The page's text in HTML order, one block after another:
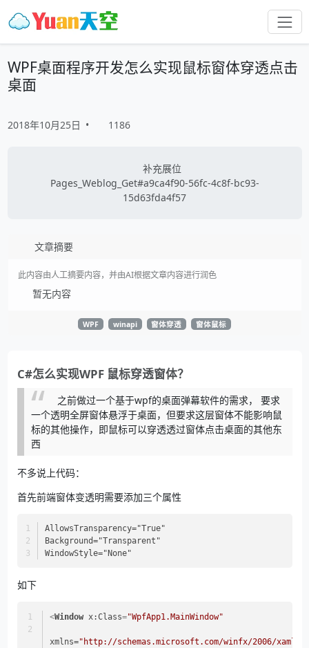
WPF桌面程序开发怎么实现鼠标窗体穿透点击
桌面
2018年10月25日 • 1186
补充展位
Pages_Weblog_Get#a9ca4f90-56fc-4c8f-bc93-
15d63fda4f57
文章摘要
此内容由人工摘要内容，并由AI根据文章内容进行润色
暂无内容
WPF winapi 窗体穿透 窗体鼠标
C#怎么实现WPF 鼠标穿透窗体？
之前做过一个基于wpf的桌面弹幕软件的需求， 要求
一个透明全屏窗体悬浮于桌面，但要求这层窗体不能影响鼠
标的其他操作，即鼠标可以穿透透过窗体点击桌面的其他东
西
不多说上代码：
首先前端窗体变透明需要添加三个属性
AllowsTransparency="True"
Background="Transparent"
WindowStyle="None"
如下
<Window x:Class="WpfApp1.MainWindow"
xmlns="http://schemas.microsoft.com/winfx/2006/xaml/